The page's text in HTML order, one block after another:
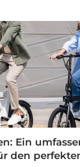
Ein
den